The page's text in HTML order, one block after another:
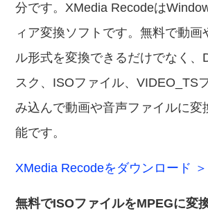
分です。XMedia Recodeは
ィア変換ソフトです。無料で動画
ル形式を変換できるだけでなく、
スク、ISOファイル、VIDEO_TS
み込んで動画や音声ファイルに変
能です。
XMedia Recodeをダウンロード ＞
無料でISOファイルをMPEGに変